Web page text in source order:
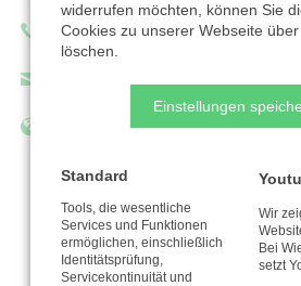
Telefon: 03615536225
info@jesus-projekt-erfurt.de
https://jesus-projekt-
Zur Organisation
widerrufen möchten, können Sie
Cookies zu unserer Webseite
löschen.
Einstellungen
Standard
Tools, die wesentliche
Services und Funktionen
ermöglichen, einschließlich
Identitätsprüfung,
Servicekontinuität und
Wir
Bei
setzt